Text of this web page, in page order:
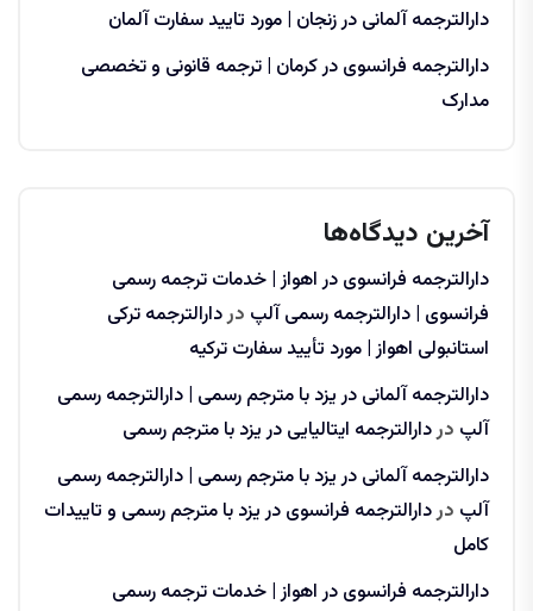
دارالترجمه آلمانی در زنجان | مورد تایید سفارت آلمان
دارالترجمه فرانسوی در کرمان | ترجمه قانونی و تخصصی
مدارک
آخرین دیدگاه‌ها
دارالترجمه فرانسوی در اهواز | خدمات ترجمه رسمی
فرانسوی | دارالترجمه رسمی آلپ دردارالترجمه ترکی
استانبولی اهواز | مورد تأیید سفارت ترکیه
دارالترجمه آلمانی در یزد با مترجم رسمی | دارالترجمه رسمی
آلپ دردارالترجمه ایتالیایی در یزد با مترجم رسمی
دارالترجمه آلمانی در یزد با مترجم رسمی | دارالترجمه رسمی
آلپ دردارالترجمه فرانسوی در یزد با مترجم رسمی و تاییدات
کامل
دارالترجمه فرانسوی در اهواز | خدمات ترجمه رسمی